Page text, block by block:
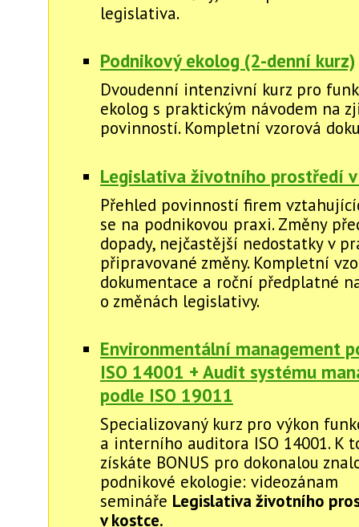
legislativa.
Podnikový ekolog (2-denní kurz)
Dvoudenní intenzivní kurz pro
ekolog s praktickým návodem na
povinností. Kompletní vzorová
Legislativa životního prostředí
Přehled povinností firem
se na podnikovou praxi. Změny
dopady, nejčastější nedostatky v
připravované změny. Kompletní
dokumentace a roční předplatné
o změnách legislativy.
Environmentální management
ISO 14001 + Audit systému
podle ISO 19011
Specializovaný kurz pro výkon
a interního auditora ISO 14001. K
získáte BONUS pro dokonalou
podnikové ekologie: videozánam
semináře Legislativa životního
v kostce.